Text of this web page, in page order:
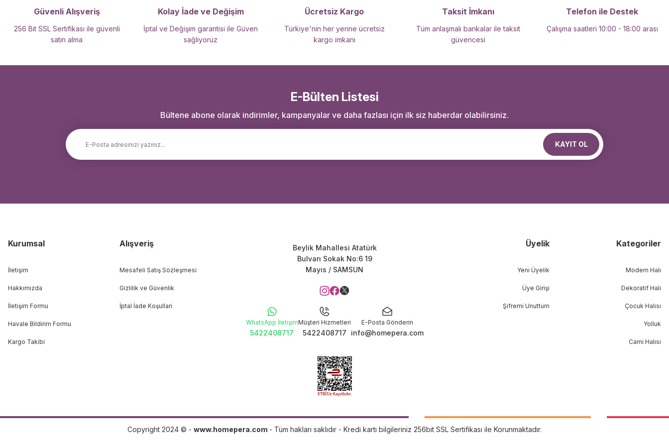
Güvenli Alışveriş
256 Bit SSL Sertifikası ile güvenli
satın alma
Kolay İade ve Değişim
İptal ve Değişim garantisi ile Güven
sağlıyoruz
Ücretsiz Kargo
Türkiye'nin her yerine ücretsiz
kargo imkanı
Taksit İmkanı
Tüm anlaşmalı bankalar ile taksit
güvencesi
Telefon ile Destek
Çalışma saatleri 10:00 - 18:00 arası
E-Bülten Listesi
Bültene abone olarak indirimler, kampanyalar ve daha fazlası için ilk siz haberdar olabilirsiniz.
KAYIT OL
Kurumsal
İletişim
Hakkımızda
İletişim Formu
Havale Bildirim Formu
Kargo Takibi
Alışveriş
Mesafeli Satış Sözleşmesi
Gizlilik ve Güvenlik
İptal İade Koşullari
Beylik Mahallesi Atatürk
Bulvarı Sokak No:6 19
Mayıs / SAMSUN
WhatsApp İletişim
5422408717
Müşteri Hizmetleri
5422408717
E-Posta Gönderin
info@homepera.com
Üyelik
Yeni Üyelik
Üye Girişi
Şifremi Unuttum
Kategoriler
Modern Halı
Dekoratif Halı
Çocuk Halısı
Yolluk
Cami Halısı
Copyright 2024 © - www.homepera.com - Tüm hakları saklıdır - Kredi kartı bilgileriniz 256bit SSL Sertifikası ile Korunmaktadır.